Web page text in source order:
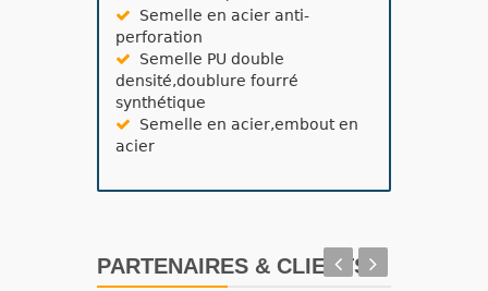
Semelle en acier anti-
perforation
Semelle PU double
densité,doublure fourré
synthétique
Semelle en acier,embout en
acier
PARTENAIRES & CLIENTS